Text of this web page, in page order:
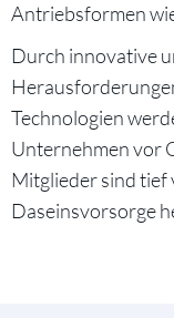
Antriebsformen
Durch innovative
Technologien
Unternehmen vor
Mitglieder sind tief
Daseinsvorsorge